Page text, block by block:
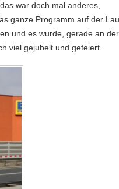
war doch mal anderes,
ganze Programm auf der
und es wurde, gerade an der
viel gejubelt und gefeiert.